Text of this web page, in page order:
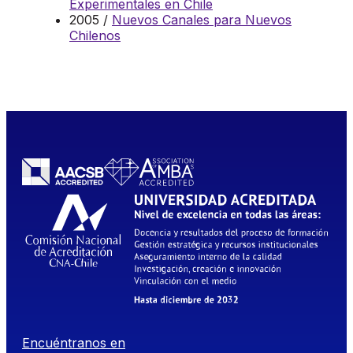
Experimentales en Chile
2005 / Nuevos Canales para Nuevos
Chilenos
Encuéntranos en